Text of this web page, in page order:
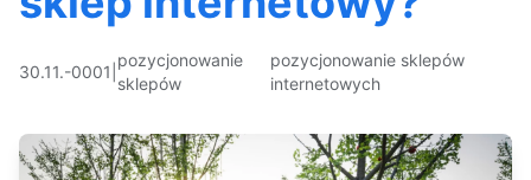
30.11.-0001
pozycjonowanie
sklepów
pozycjonowanie sklepów
internetowych